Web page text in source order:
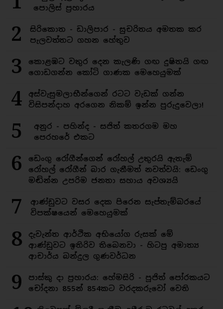
පොලිස් ප්‍රහාරය
2
සිරිකොත - ඩාලිපාර - සුචරිතය අමතක කර
පැලවත්තට ගහන හේතුව
3
කොළඹට වතුර දෙන කැලණි ගඟ දුෂිතයි ගඟ
ගොඩගන්න කෝටි ගාණක මෙහෙයුමක්
4
අස්වැසුමලාභීන්ගෙන් රටට වැඩක් ගන්න
විසිපන්දාහ අරගෙන නිකම් ඉන්න පුරුදුවෙලා!
5
අනුර - පහින්ද - සජිත් කතරගම මහ
පෙරහරේ එකට
6
ඩෙංගු රෝගීන්ගෙන් රෝහල් උතුරයි ඇතැම්
රෝහල් රෝගීන් බාර ගැනීමත් නවත්වයි: ඩෙංගු
මඬින්න උපරිම ජනතා සහාය අවශ්‍යයි
7
ආණ්ඩුවට වසර දෙක පිරෙන සැප්තැම්බරයේ
විපක්ෂයෙන් මෙහෙයුමක්
8
දැවැන්ත ආර්ථික අභියෝග රුසක් මේ
ආණ්ඩුවට ඉතිරිව තිබෙනවා - හිටපු අමාත්‍ය
ආචාර්ය බන්දුල ගුණවර්ධන
9
පාස්කු දා ප්‍රහාරය: හේමසිරි - පූජිත් පෝරකයට
චෝදනා 855න් 854කට වරදකරුවෝ වෙති